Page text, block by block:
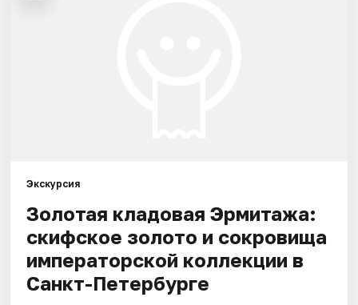
Города
Площадки
Артисты
Экскурсия
Золотая кладовая Эрмитажа:
скифское золото и сокровища
императорской коллекции в
Санкт-Петербурге